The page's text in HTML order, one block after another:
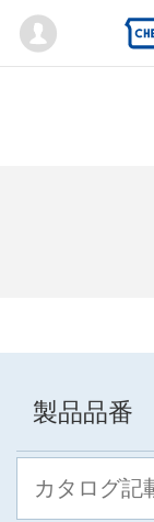
Mypage
製品品番